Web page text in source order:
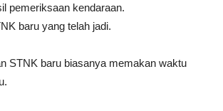
pemeriksaan kendaraan.
baru yang telah jadi.
STNK baru biasanya memakan waktu